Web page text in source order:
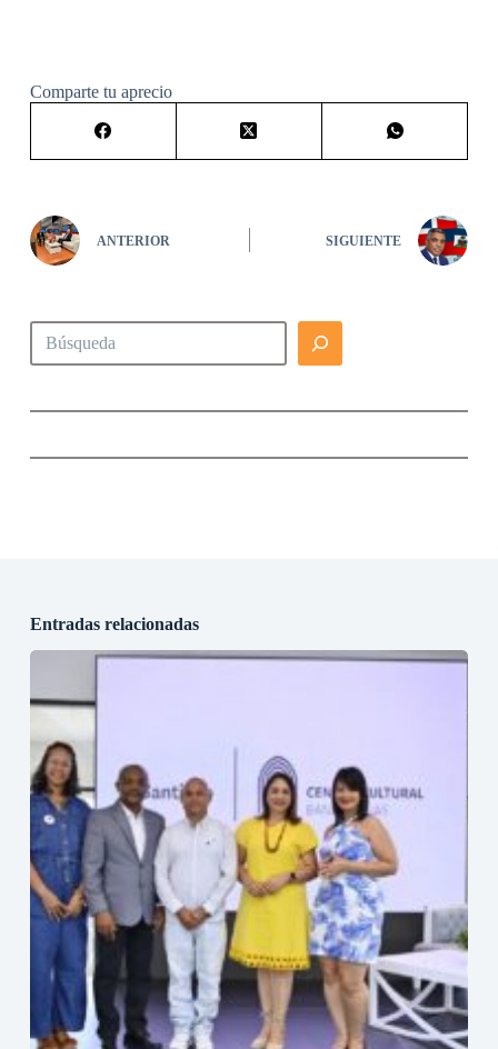
Comparte tu aprecio
ANTERIOR SIGUIENTE
Buscar
Entradas relacionadas